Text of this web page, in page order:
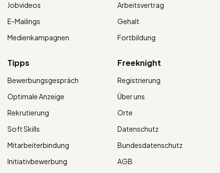
Jobvideos
E-Mailings
Medienkampagnen
Arbeitsvertrag
Gehalt
Fortbildung
Tipps
Bewerbungsgespräch
Optimale Anzeige
Rekrutierung
Soft Skills
Mitarbeiterbindung
Initiativbewerbung
Freeknight
Registrierung
Über uns
Orte
Datenschutz
Bundesdatenschutz
AGB